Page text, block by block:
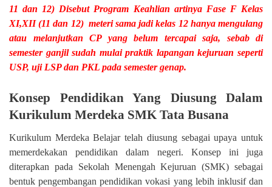
11 dan 12) Disebut Program Keahlian artinya Fase F Kelas
XI,XII (11 dan 12) meteri sama jadi kelas 12 hanya mengulang
atau melanjutkan CP yang belum tercapai saja, sebab di
semester ganjil sudah mulai praktik lapangan kejuruan seperti
USP, uji LSP dan PKL pada semester genap.
Konsep Pendidikan Yang Diusung Dalam
Kurikulum Merdeka SMK Tata Busana
Kurikulum Merdeka Belajar telah diusung sebagai upaya untuk
memerdekakan pendidikan dalam negeri. Konsep ini juga
diterapkan pada Sekolah Menengah Kejuruan (SMK) sebagai
bentuk pengembangan pendidikan vokasi yang lebih inklusif dan